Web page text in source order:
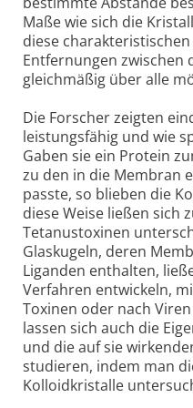
Maße wie sich die
diese
Entfernungen zwischen
gleichmäßig über alle
Die Forscher zeigten
leistungsfähig und wie
Gaben sie ein Protein
zu den in die Membran
passte, so blieben die
diese Weise ließen sich
Tetanustoxinen
Glaskugeln, deren
Liganden enthalten,
Verfahren entwickeln,
Toxinen oder nach
lassen sich auch die
und die auf sie
studieren, indem man
Kolloidkristalle